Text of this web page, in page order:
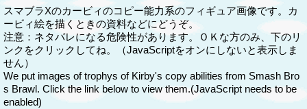
スマブラXのカービィのコピー能力系のフィギュア画像です。カ
ービィ絵を描くときの資料などにどうぞ。
注意：ネタバレになる危険性があります。ＯＫな方のみ、下のリ
ンクをクリックしてね。（JavaScriptをオンにしないと表示しま
せん）
We put images of trophys of Kirby's copy abilities from Smash Bro
s Brawl. Click the link below to view them.(JavaScript needs to be
enabled)